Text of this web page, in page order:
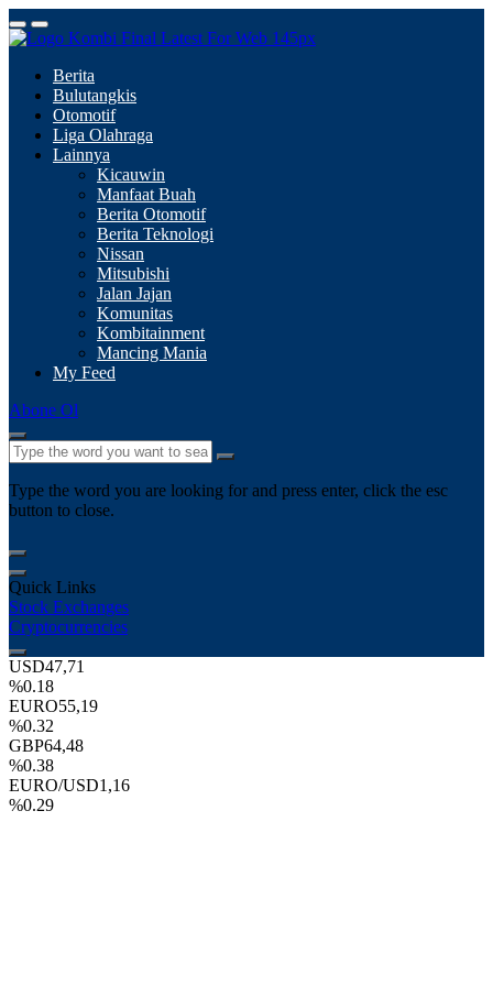
Berita
Bulutangkis
Otomotif
Liga Olahraga
Lainnya
Kicauwin
Manfaat Buah
Berita Otomotif
Berita Teknologi
Nissan
Mitsubishi
Jalan Jajan
Komunitas
Kombitainment
Mancing Mania
My Feed
Abone Ol
Type the word you are looking for and press enter, click the esc
button to close.
Quick Links
Stock Exchanges
Cryptocurrencies
USD47,71
%0.18
EURO55,19
%0.32
GBP64,48
%0.38
EURO/USD1,16
%0.29